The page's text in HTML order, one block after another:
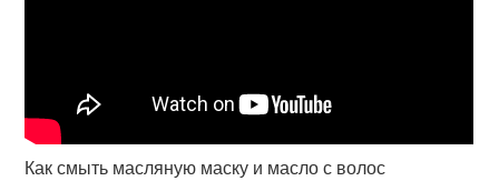
Как смыть масляную маску и масло с волос